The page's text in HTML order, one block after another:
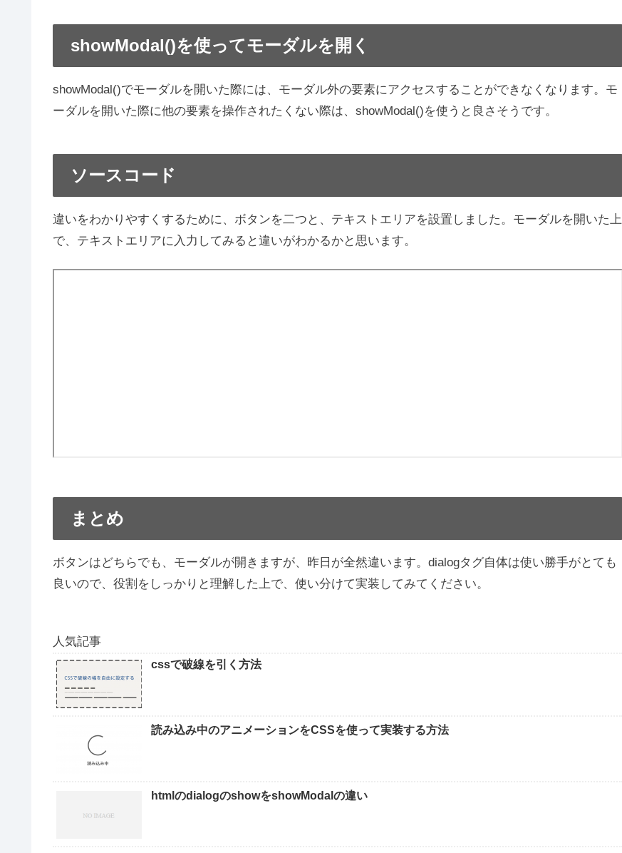
showModal()を使ってモーダルを開く
showModal()でモーダルを開いた際には、モーダル外の要素にアクセスすることができなくなります。モ
ーダルを開いた際に他の要素を操作されたくない際は、showModal()を使うと良さそうです。
ソースコード
違いをわかりやすくするために、ボタンを二つと、テキストエリアを設置しました。モーダルを開いた上
で、テキストエリアに入力してみると違いがわかるかと思います。
まとめ
ボタンはどちらでも、モーダルが開きますが、昨日が全然違います。dialogタグ自体は使い勝手がとても
良いので、役割をしっかりと理解した上で、使い分けて実装してみてください。
人気記事
cssで破線を引く方法
読み込み中のアニメーションをCSSを使って実装する方法
htmlのdialogのshowをshowModalの違い